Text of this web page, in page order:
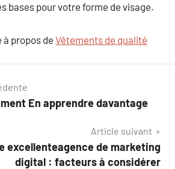
bases pour votre forme de visage.
propos de Vêtements de qualité
En apprendre davantage
Article suivant
excellenteagence de marketing
digital : facteurs à considérer